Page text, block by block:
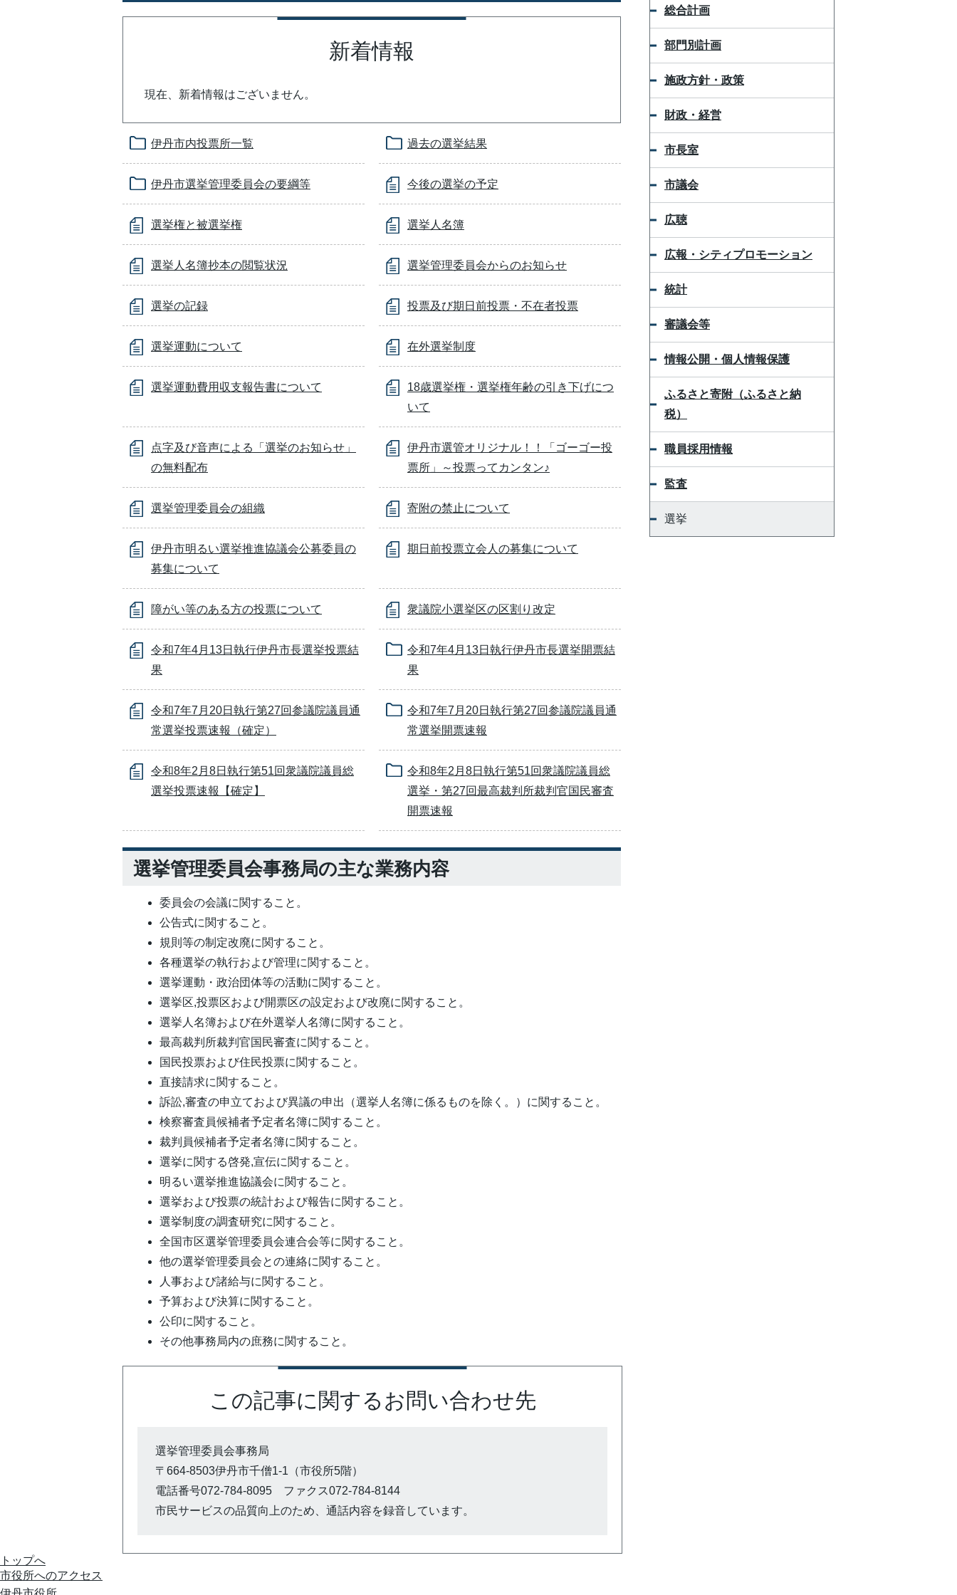
新着情報
現在、新着情報はございません。
伊丹市内投票所一覧 過去の選挙結果
伊丹市選挙管理委員会の要綱等 今後の選挙の予定
選挙権と被選挙権 選挙人名簿
選挙人名簿抄本の閲覧状況 選挙管理委員会からのお知らせ
選挙の記録 投票及び期日前投票・不在者投票
選挙運動について 在外選挙制度
選挙運動費用収支報告書について
18歳選挙権・選挙権年齢の引き下げにつ
いて
点字及び音声による「選挙のお知らせ」
の無料配布
伊丹市選管オリジナル！！「ゴーゴー投
票所」～投票ってカンタン♪
選挙管理委員会の組織 寄附の禁止について
伊丹市明るい選挙推進協議会公募委員の
募集について
期日前投票立会人の募集について
障がい等のある方の投票について 衆議院小選挙区の区割り改定
令和7年4月13日執行伊丹市長選挙投票結
果
令和7年4月13日執行伊丹市長選挙開票結
果
令和7年7月20日執行第27回参議院議員通
常選挙投票速報（確定）
令和7年7月20日執行第27回参議院議員通
常選挙開票速報
令和8年2月8日執行第51回衆議院議員総
選挙投票速報【確定】
令和8年2月8日執行第51回衆議院議員総
選挙・第27回最高裁判所裁判官国民審査
開票速報
選挙管理委員会事務局の主な業務内容
委員会の会議に関すること。
公告式に関すること。
規則等の制定改廃に関すること。
各種選挙の執行および管理に関すること。
選挙運動・政治団体等の活動に関すること。
選挙区,投票区および開票区の設定および改廃に関すること。
選挙人名簿および在外選挙人名簿に関すること。
最高裁判所裁判官国民審査に関すること。
国民投票および住民投票に関すること。
直接請求に関すること。
訴訟,審査の申立ておよび異議の申出（選挙人名簿に係るものを除く。）に関すること。
検察審査員候補者予定者名簿に関すること。
裁判員候補者予定者名簿に関すること。
選挙に関する啓発,宣伝に関すること。
明るい選挙推進協議会に関すること。
選挙および投票の統計および報告に関すること。
選挙制度の調査研究に関すること。
全国市区選挙管理委員会連合会等に関すること。
他の選挙管理委員会との連絡に関すること。
人事および諸給与に関すること。
予算および決算に関すること。
公印に関すること。
その他事務局内の庶務に関すること。
この記事に関するお問い合わせ先
選挙管理委員会事務局
〒664-8503伊丹市千僧1-1（市役所5階）
電話番号072-784-8095 ファクス072-784-8144
市民サービスの品質向上のため、通話内容を録音しています。
総合計画
部門別計画
施政方針・政策
財政・経営
市長室
市議会
広聴
広報・シティプロモーション
統計
審議会等
情報公開・個人情報保護
ふるさと寄附（ふるさと納
税）
職員採用情報
監査
選挙
トップへ
市役所へのアクセス